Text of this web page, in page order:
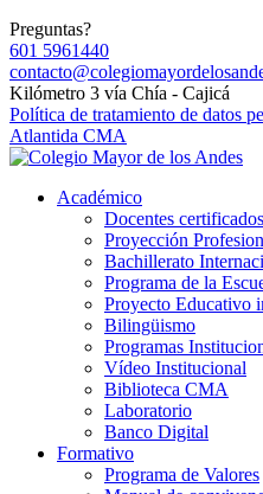
Preguntas?
601 5961440
Kilómetro 3 vía Chía - Cajicá
Política de tratamiento de datos
Atlantida CMA
Académico
Docentes
Proyección
Bachillerato
Programa de la
Proyecto Educativo
Bilingüismo
Programas
Vídeo Institucional
Biblioteca CMA
Laboratorio
Banco Digital
Formativo
Programa de Valores